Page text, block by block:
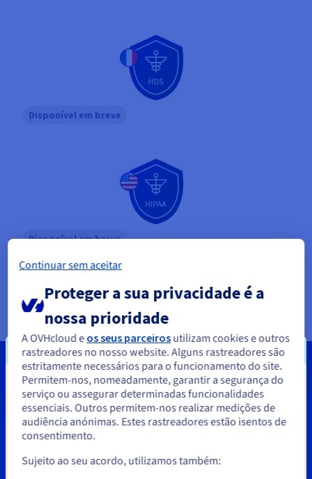
Disponível em breve
Disponível em breve
Funcionalidades
Backups remotos
automáticos diários
medida das suas
Parece que está localizado em
Estados Unidos.
Para encomendar a partir de Estados Unidos, terá de consultar e
Continuar sem aceitar
Proteger a sua privacidade é a
nossa prioridade
A OVHcloud e os seus parceirosutilizam cookies e outros
rastreadores no nosso website. Alguns rastreadores são
estritamente necessários para o funcionamento do site.
Permitem-nos, nomeadamente, garantir a segurança do
serviço ou assegurar determinadas funcionalidades
essenciais. Outros permitem-nos realizar medições de
audiência anónimas. Estes rastreadores estão isentos de
consentimento.
Sujeito ao seu acordo, utilizamos também: